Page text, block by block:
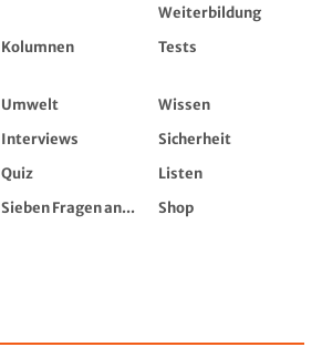
Weiterbildung
Kolumnen Tests
Umwelt
Wissen
Interviews
Sicherheit
Quiz
Listen
Sieben Fragen an...
Shop